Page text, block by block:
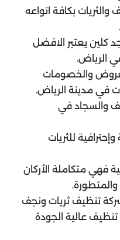
بكافة انواعه
كلين يعتبر الافضل
الرياض.
والخصومات
في مدينة الرياض.
والسجاد في
للثريات
فهي متكاملة الأركان
تنظيف ثريات ونجف
عالية الجودة